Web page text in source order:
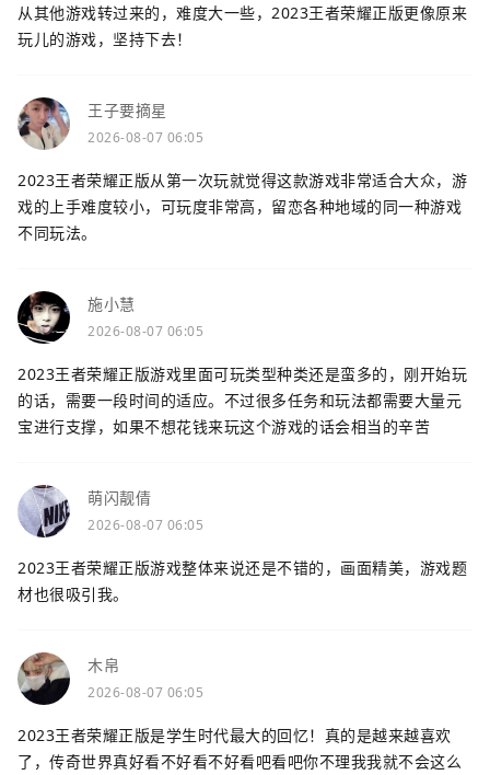
从其他游戏转过来的，难度大一些，2023王者荣耀正版更像原来
玩儿的游戏，坚持下去！
王子要摘星
2026-08-07 06:05
2023王者荣耀正版从第一次玩就觉得这款游戏非常适合大众，游
戏的上手难度较小，可玩度非常高，留恋各种地域的同一种游戏
不同玩法。
施小慧
2026-08-07 06:05
2023王者荣耀正版游戏里面可玩类型种类还是蛮多的，刚开始玩
的话，需要一段时间的适应。不过很多任务和玩法都需要大量元
宝进行支撑，如果不想花钱来玩这个游戏的话会相当的辛苦
萌闪靓倩
2026-08-07 06:05
2023王者荣耀正版游戏整体来说还是不错的，画面精美，游戏题
材也很吸引我。
木帛
2026-08-07 06:05
2023王者荣耀正版是学生时代最大的回忆！真的是越来越喜欢
了，传奇世界真好看不好看不好看吧看吧你不理我我就不会这么